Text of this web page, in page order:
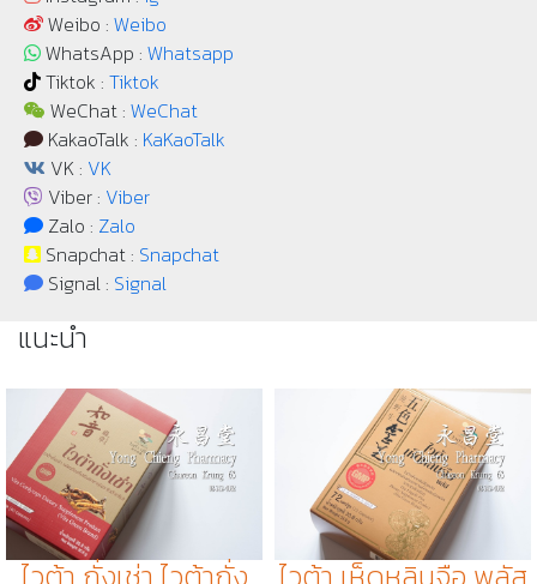
Weibo : Weibo
WhatsApp : Whatsapp
Tiktok : Tiktok
WeChat : WeChat
KakaoTalk : KaKaoTalk
VK : VK
Viber : Viber
Zalo : Zalo
Snapchat : Snapchat
Signal : Signal
แนะนำ